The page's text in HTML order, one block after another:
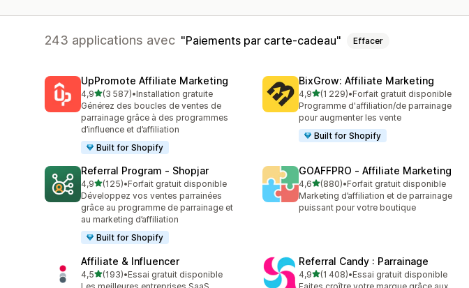
243 applications avec Paiements par carte-cadeau Effacer
UpPromote Affiliate Marketing
4,9étoile(s) sur 5
(3 587)
3587 avis au total
•Installation gratuite
Générez des boucles de ventes de
parrainage grâce à des programmes
d’influence et d’affiliation
Built for Shopify
BixGrow: Affiliate Marketing
4,9étoile(s) sur 5
(1 229)
1229 avis au total
•Forfait gratuit disponible
Programme d'affiliation/de parrainage
pour augmenter les vente
Built for Shopify
Referral Program ‑ Shopjar
4,9étoile(s) sur 5
(125)
125 avis au total
•Forfait gratuit disponible
Développez vos ventes parrainées
grâce au programme de parrainage et
au marketing d’affiliation
Built for Shopify
GOAFFPRO ‑ Affiliate Marketing
4,6étoile(s) sur 5
(880)
880 avis au total
•Forfait gratuit disponible
Marketing d’affiliation et de parrainage
puissant pour votre boutique
Affiliate & Influencer
4,5étoile(s) sur 5
(193)
193 avis au total
•Essai gratuit disponible
Referral Candy : Parrainage
4,9étoile(s) sur 5
(1 408)
1408 avis au total
•Essai gratuit disponible